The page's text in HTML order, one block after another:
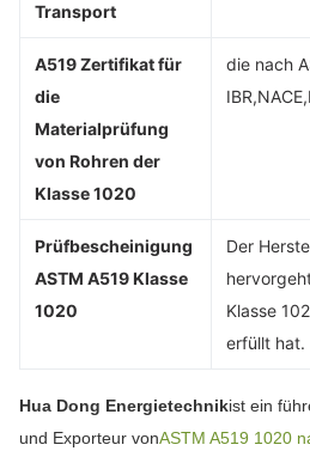
Transport
A519 Zertifikat für
die
Materialprüfung
von Rohren der
Klasse 1020
die nach
Prüfbescheinigung
ASTM A519 Klasse
1020
Der
Klasse
erfüllt hat.
Hua Dong Energietechnikist ein
und Exporteur vonASTM A519 1020